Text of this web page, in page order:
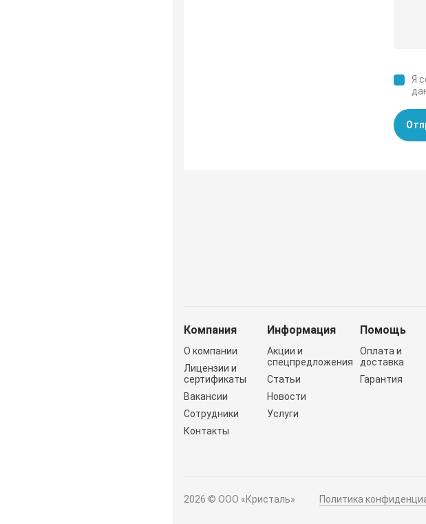
Я
Компания
О компании
Лицензии и
сертификаты
Вакансии
Сотрудники
Контакты
Информация
Акции и
спецпредложения
Статьи
Новости
Услуги
Помощь
Оплата и
доставка
Гарантия
2026 © ООО «Кристаль» Политика